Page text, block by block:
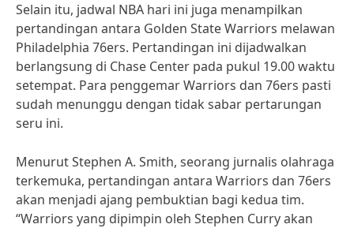
Selain itu, jadwal NBA hari ini juga menampilkan
pertandingan antara Golden State Warriors melawan
Philadelphia 76ers. Pertandingan ini dijadwalkan
berlangsung di Chase Center pada pukul 19.00 waktu
setempat. Para penggemar Warriors dan 76ers pasti
sudah menunggu dengan tidak sabar pertarungan
seru ini.
Menurut Stephen A. Smith, seorang jurnalis olahraga
terkemuka, pertandingan antara Warriors dan 76ers
akan menjadi ajang pembuktian bagi kedua tim.
“Warriors yang dipimpin oleh Stephen Curry akan